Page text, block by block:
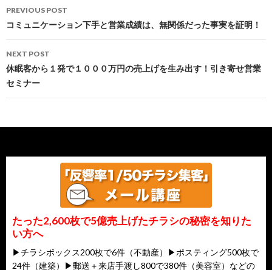
Post
navigation
PREVIOUS POST
コミュニケーション下手と営業成績は、無関係だった事実を証明！
NEXT POST
休眠客から１発で１０００万円の売上げを生み出す！引き寄せ営業
セミナー
たった2,600枚で5億売上げたチラシの秘密を知りた
い方へ
▶チラシボックス200枚で6件（不動産）▶ポスティング500枚で
24件（建築）▶郵送＋来店手渡し800で380件（美容室）などの